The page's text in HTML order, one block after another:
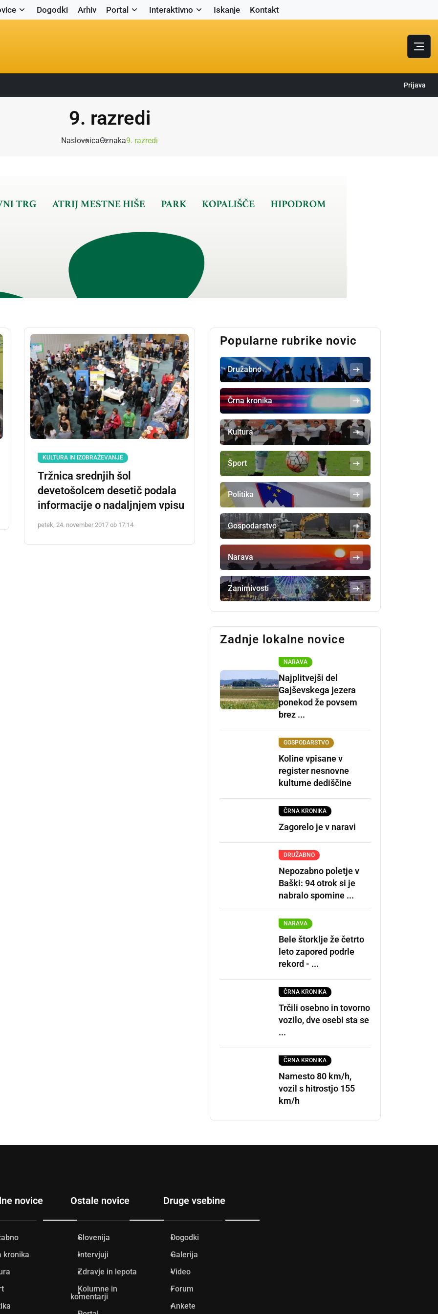
Dogodki Arhiv Portal Interaktivno Iskanje Kontakt
Prijava
9. razredi
NaslovnicaOznaka9. razredi
KULTURA IN IZOBRAŽEVANJE
Tržnica srednjih šol
devetošolcem desetič podala
informacije o nadaljnjem vpisu
petek, 24. november 2017 ob 17:14
Popularne rubrike novic
Družabno
Črna kronika
Kultura
Šport
Politika
Gospodarstvo
Narava
Zanimivosti
Zadnje lokalne novice
NARAVA
Najplitvejši del
Gajševskega jezera
ponekod že povsem
brez ...
GOSPODARSTVO
Koline vpisane v
register nesnovne
kulturne dediščine
ČRNA KRONIKA
Zagorelo je v naravi
DRUŽABNO
Nepozabno poletje v
Baški: 94 otrok si je
nabralo spomine ...
NARAVA
Bele štorklje že četrto
leto zapored podrle
rekord - ...
ČRNA KRONIKA
Trčili osebno in tovorno
vozilo, dve osebi sta se
...
ČRNA KRONIKA
Namesto 80 km/h,
vozil s hitrostjo 155
km/h
novice
kronika
Ostale novice
Slovenija
Intervjuji
Zdravje in lepota
Kolumne in
komentarji
Druge vsebine
Dogodki
Galerija
Video
Forum
Ankete